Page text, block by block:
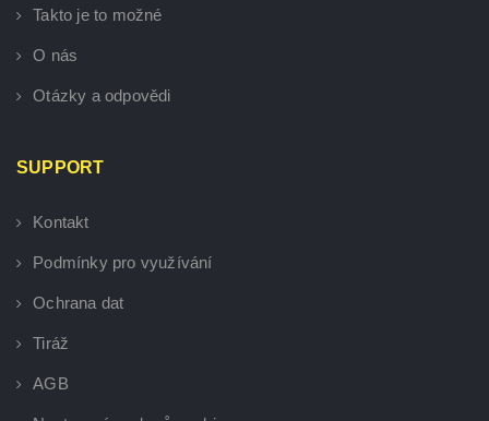
Takto je to možné
O nás
Otázky a odpovědi
SUPPORT
Kontakt
Podmínky pro využívání
Ochrana dat
Tiráž
AGB